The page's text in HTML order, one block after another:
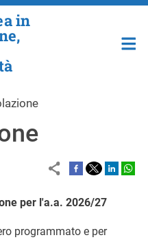
al contenuto principale
in
per l'a.a. 2026/27
programmato e per